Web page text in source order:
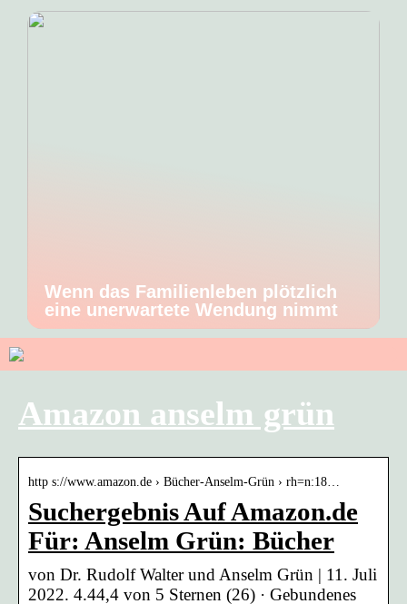
Wenn das Familienleben plötzlich
eine unerwartete Wendung nimmt
Amazon anselm grün
http s://www.amazon.de › Bücher-Anselm-Grün › rh=n:18…
Suchergebnis Auf Amazon.de
Für: Anselm Grün: Bücher
von Dr. Rudolf Walter und Anselm Grün | 11. Juli
2022. 4.44,4 von 5 Sternen (26) · Gebundenes